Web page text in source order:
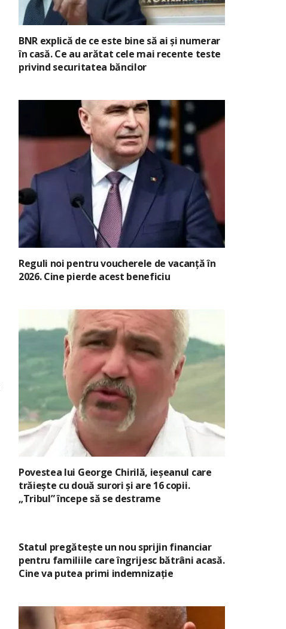
BNR explică de ce este bine să ai și numerar
în casă. Ce au arătat cele mai recente teste
privind securitatea băncilor
Reguli noi pentru voucherele de vacanță în
2026. Cine pierde acest beneficiu
Povestea lui George Chirilă, ieșeanul care
trăiește cu două surori și are 16 copii.
„Tribul” începe să se destrame
Statul pregătește un nou sprijin financiar
pentru familiile care îngrijesc bătrâni acasă.
Cine va putea primi indemnizație